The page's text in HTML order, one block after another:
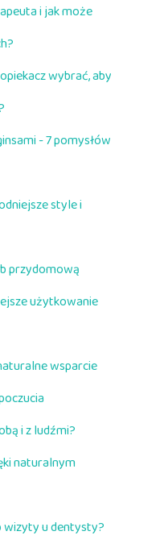
i jak może
wybrać, aby
- 7 pomysłów
style i
przydomową
użytkowanie
wsparcie
i z ludźmi?
naturalnym
wizyty u dentysty?